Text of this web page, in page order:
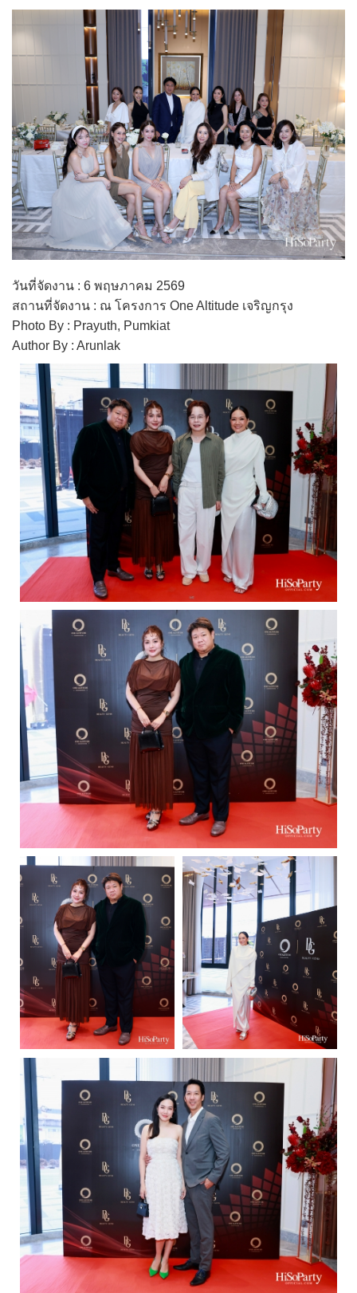
วันที่จัดงาน : 6 พฤษภาคม 2569
สถานที่จัดงาน : ณ โครงการ One Altitude เจริญกรุง
Photo By : Prayuth, Pumkiat
Author By : Arunlak